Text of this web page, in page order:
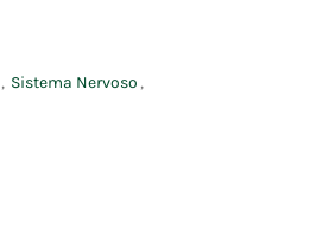
, Sistema Nervoso ,